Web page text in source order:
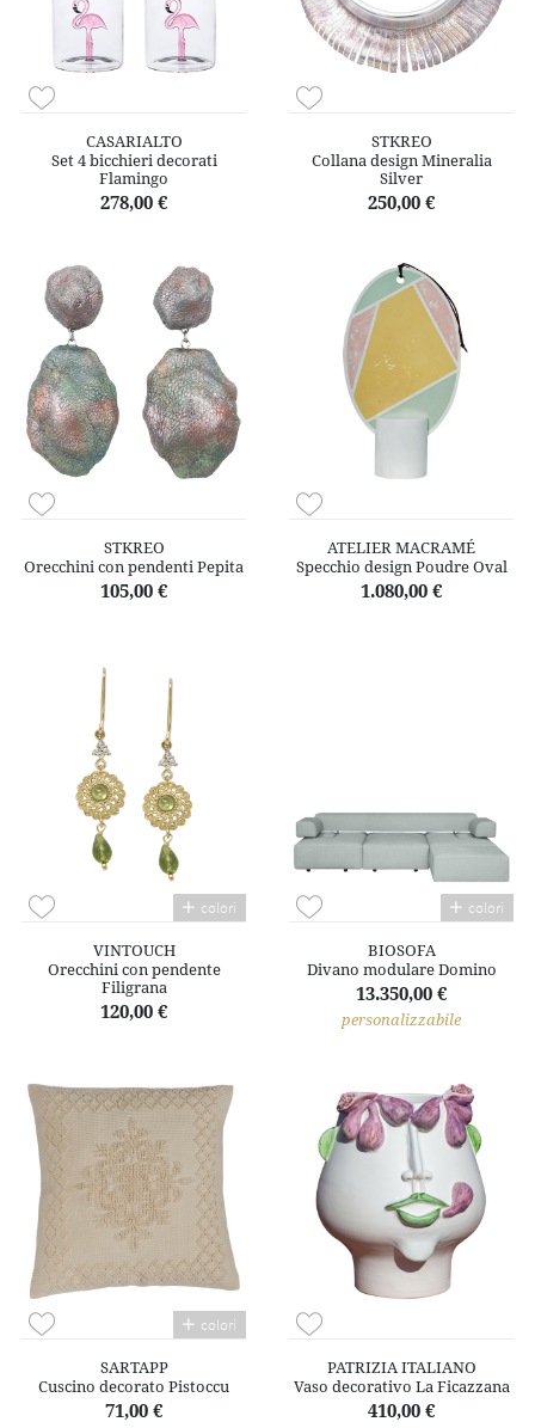
CASARIALTO
Set 4 bicchieri decorati
Flamingo
278,00 €
STKREO
Collana design Mineralia
Silver
250,00 €
STKREO
Orecchini con pendenti Pepita
105,00 €
ATELIER MACRAMÉ
Specchio design Poudre Oval
1.080,00 €
colori
VINTOUCH
Orecchini con pendente
Filigrana
120,00 €
colori
BIOSOFA
Divano modulare Domino
13.350,00 €
personalizzabile
colori
SARTAPP
Cuscino decorato Pistoccu
71,00 €
PATRIZIA ITALIANO
Vaso decorativo La Ficazzana
410,00 €